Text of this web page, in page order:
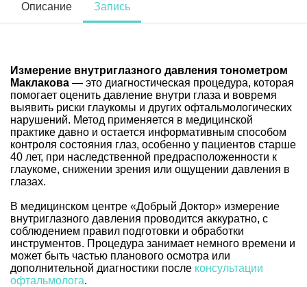
Описание Запись
Измерение внутриглазного давления тонометром
Маклакова — это диагностическая процедура, которая
помогает оценить давление внутри глаза и вовремя
выявить риски глаукомы и других офтальмологических
нарушений. Метод применяется в медицинской
практике давно и остается информативным способом
контроля состояния глаз, особенно у пациентов старше
40 лет, при наследственной предрасположенности к
глаукоме, снижении зрения или ощущении давления в
глазах.
В медицинском центре «Добрый Доктор» измерение
внутриглазного давления проводится аккуратно, с
соблюдением правил подготовки и обработки
инструментов. Процедура занимает немного времени и
может быть частью планового осмотра или
дополнительной диагностики после консультации
офтальмолога.